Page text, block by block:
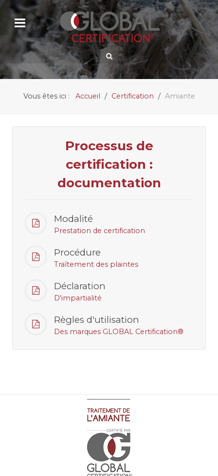
Vous êtes ici : Accueil Certification Amiante
Processus de
certification :
documentation
Modalité
Prestation de certification
Procédure
Traîtement des plaintes
Déclaration
D'impartialité
Règles d'utilisation
Des marques GLOBAL Certification®